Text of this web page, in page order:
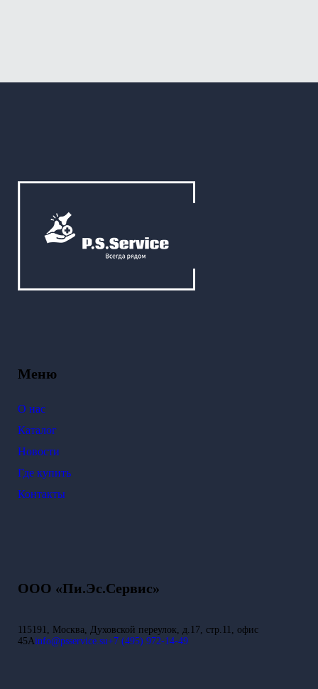
Меню
О нас
Каталог
Новости
Где купить
Контакты
ООО «Пи.Эс.Сервис»
115191, Москва, Духовской переулок, д.17, стр.11, офис
45Аinfo@psservice.su+7 (495) 972-14-49